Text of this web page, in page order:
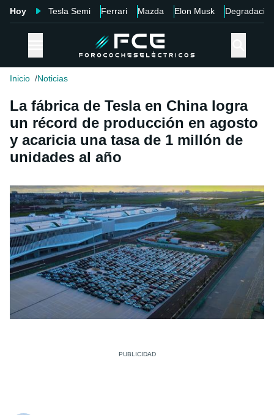
Hoy Tesla Semi Ferrari Mazda Elon Musk Degradación
Inicio Noticias
La fábrica de Tesla en China logra
un récord de producción en agosto
y acaricia una tasa de 1 millón de
unidades al año